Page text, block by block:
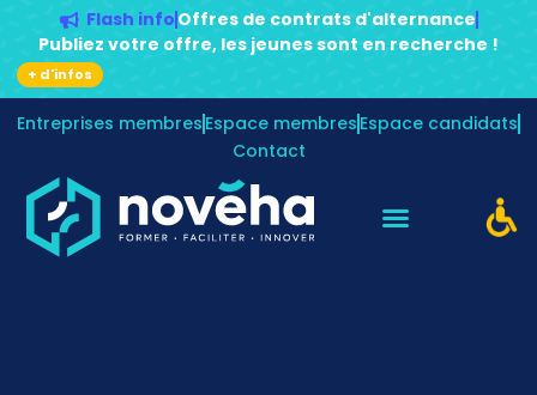
Flash info Offres de contrats d'alternance
Publiez votre offre, les jeunes sont en recherche !
+ d'infos
Entreprises membres Espace membres Espace candidats
Contact